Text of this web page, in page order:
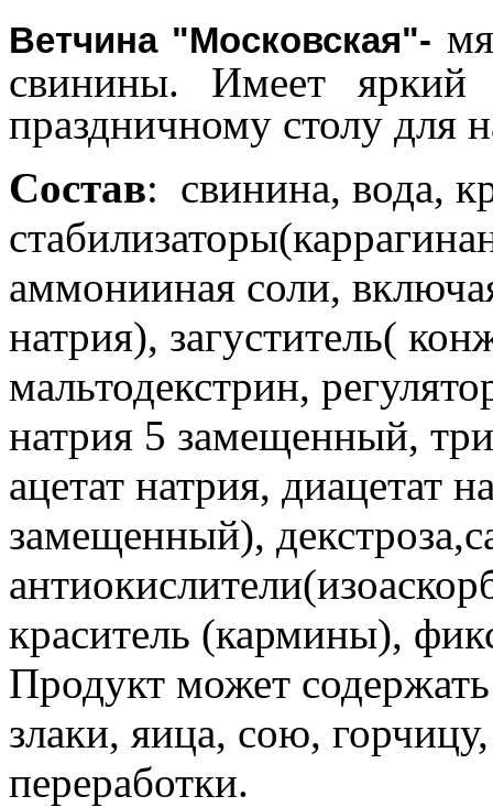
Ветчина "Московская"-
свинины. Имеет
праздничному столу для
Состав: свинина, вода,
аммонииная соли,
натрия), загуститель(
мальтодекстрин,
натрия 5 замещенный,
ацетат натрия, диацетат
замещенный),
краситель (кармины),
Продукт может
злаки, яица, сою,
переработки.